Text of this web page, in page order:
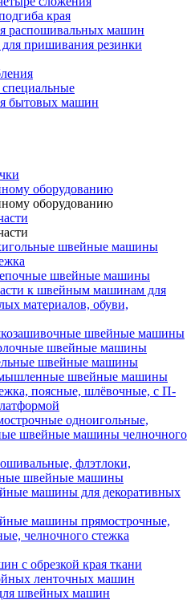
края
распошивальных машин
пришивания резинки
бытовых машин
оборудованию
оборудованию
швейные машины
швейные машины
к швейным машинам для
материалов, обуви,
швейные машины
швейные машины
швейные машины
швейные машины
поясные, шлёвочные, с П-
одноигольные,
швейные машины челночного
флэтлоки,
швейные машины
машины для декоративных
машины прямострочные,
челночного стежка
с обрезкой края ткани
ленточных машин
швейных машин